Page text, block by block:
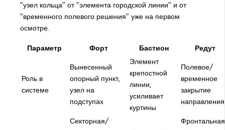
"узел кольца" от "элемента городской линии" и от
"временного полевого решения" уже на первом
осмотре.
Параметр Форт Бастион Редут
Роль в
системе
Вынесенный
опорный пункт,
узел на
подступах
Элемент
крепостной
линии,
усиливает
куртины
Полевое/
временное
закрытие
направления
Секторная/
Фронтальная